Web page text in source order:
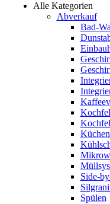
Alle Kategorien
Abverkauf
Bad-
Side-
Spülen